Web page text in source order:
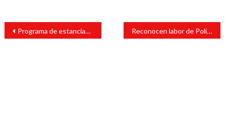
Navegación
entradas
Programa de estancias infantiles cambia de nombre Reconocen labor de Policía Municipal contra agresor a familia de edil